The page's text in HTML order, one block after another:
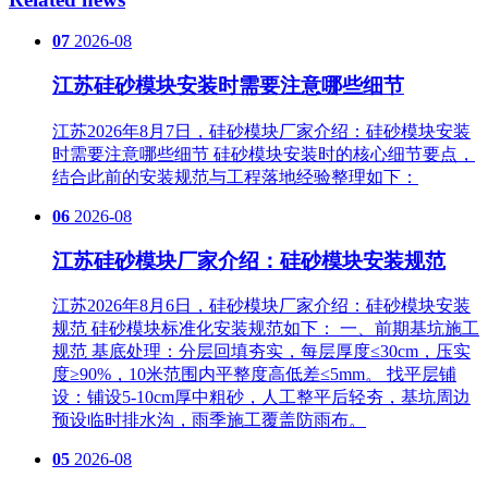
07 2026-08
江苏硅砂模块安装时需要注意哪些细节
江苏2026年8月7日，硅砂模块厂家介绍：硅砂模块安装
时需要注意哪些细节 硅砂模块安装时的核心细节要点，
结合此前的安装规范与工程落地经验整理如下：
06 2026-08
江苏硅砂模块厂家介绍：硅砂模块安装规范
江苏2026年8月6日，硅砂模块厂家介绍：硅砂模块安装
规范 硅砂模块标准化安装规范如下： 一、前期基坑施工
规范 基底处理‌：分层回填夯实，每层厚度≤30cm，压实
度≥90%，10米范围内平整度高低差≤5mm。 找平层铺
设‌：铺设5-10cm厚中粗砂，人工整平后轻夯，基坑周边
预设临时排水沟，雨季施工覆盖防雨布。
05 2026-08